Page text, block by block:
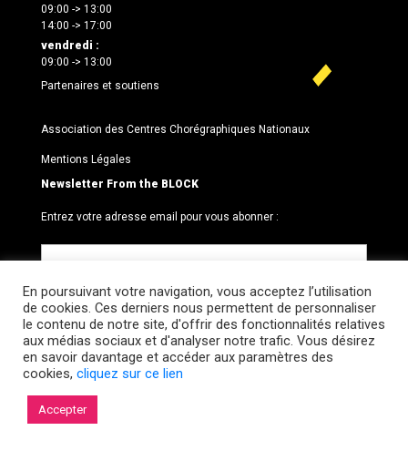
09:00 -> 13:00
14:00 -> 17:00
vendredi :
09:00 -> 13:00
Partenaires et soutiens
Association des Centres Chorégraphiques Nationaux
Mentions Légales
Newsletter From the BLOCK
Entrez votre adresse email pour vous abonner :
© 2026 Le BLOCK · CCNR. Tous droits réservés.
En poursuivant votre navigation, vous acceptez l’utilisation
de cookies. Ces derniers nous permettent de personnaliser
le contenu de notre site, d'offrir des fonctionnalités relatives
aux médias sociaux et d'analyser notre trafic. Vous désirez
en savoir davantage et accéder aux paramètres des
cookies, cliquez sur ce lien
Accepter